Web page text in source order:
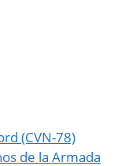
(CVN-78)
de la Armada